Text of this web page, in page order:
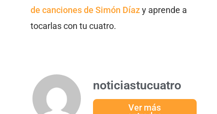
de canciones de Simón Díazy aprende a
tocarlas con tu cuatro.
noticiastucuatro
Ver más